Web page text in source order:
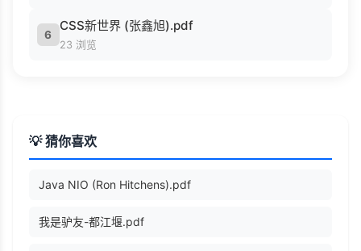
6
CSS新世界 (张鑫旭).pdf
23 浏览
💡 猜你喜欢
Java NIO (Ron Hitchens).pdf
我是驴友-都江堰.pdf